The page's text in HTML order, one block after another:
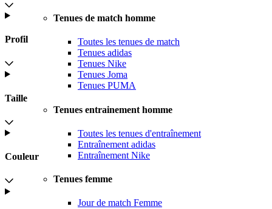
Tenues de match homme
Toutes les tenues de match
Tenues adidas
Tenues Nike
Tenues Joma
Tenues PUMA
Tenues entrainement homme
Toutes les tenues d'entraînement
Entraînement adidas
Entraînement Nike
Tenues femme
Jour de match Femme
Profil
Taille
Couleur